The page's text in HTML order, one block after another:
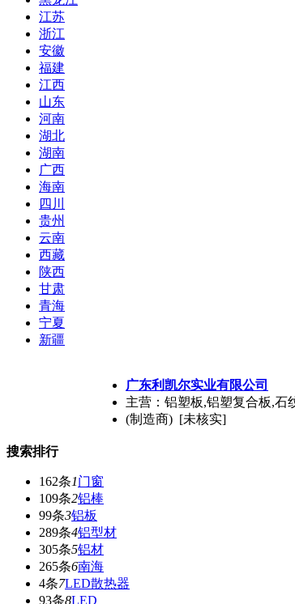
江苏
浙江
安徽
福建
江西
山东
河南
湖北
湖南
广西
海南
四川
贵州
云南
西藏
陕西
甘肃
青海
宁夏
新疆
广东利凯尔实业有限公司
主营：铝塑板,铝塑复合板,石
(制造商) [未核实]
搜索排行
162条1门窗
109条2铝棒
99条3铝板
289条4铝型材
305条5铝材
265条6南海
4条7LED散热器
93条8LED